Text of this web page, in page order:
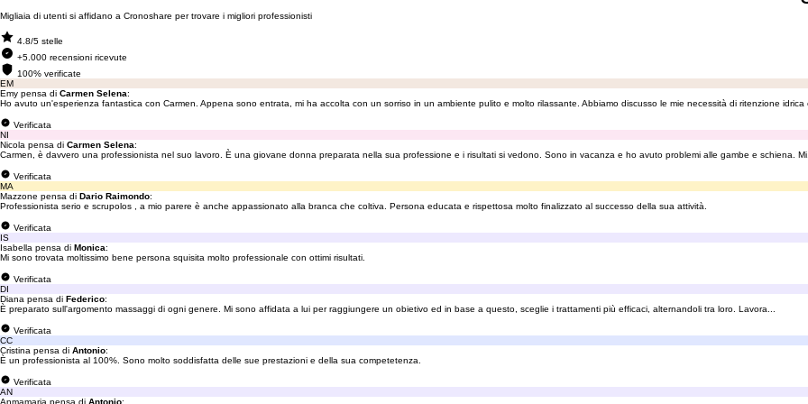
Migliaia di utenti si affidano a Cronoshare per trovare i migliori professionisti
4.8/5 stelle
+5.000 recensioni ricevute
100% verificate
EM
Emy pensa di Carmen Selena:
Ho avuto un'esperienza fantastica con Carmen. Appena sono entrata, mi ha accolta con un sorriso in un ambiente pulito e molto rilassante. Abbiamo discusso le mie necessità di ritenzione idrica
Verificata
NI
Nicola pensa di Carmen Selena:
Carmen, è davvero una professionista nel suo lavoro. È una giovane donna preparata nella sua professione e i risultati si vedono. Sono in vacanza e ho avuto problemi alle gambe e schiena.
Verificata
MA
Mazzone pensa di Dario Raimondo:
Professionista serio e scrupolos , a mio parere è anche appassionato alla branca che coltiva. Persona educata e rispettosa molto finalizzato al successo della sua attività.
Verificata
IS
Isabella pensa di Monica:
Mi sono trovata moltissimo bene persona squisita molto professionale con ottimi risultati.
Verificata
DI
Diana pensa di Federico:
È preparato sull'argomento massaggi di ogni genere. Mi sono affidata a lui per raggiungere un obietivo ed in base a questo, sceglie i trattamenti più efficaci, alternandoli tra loro. Lavora...
Verificata
CC
Cristina pensa di Antonio:
È un professionista al 100%. Sono molto soddisfatta delle sue prestazioni e della sua competetenza.
Verificata
AN
Anmamaria pensa di Antonio: